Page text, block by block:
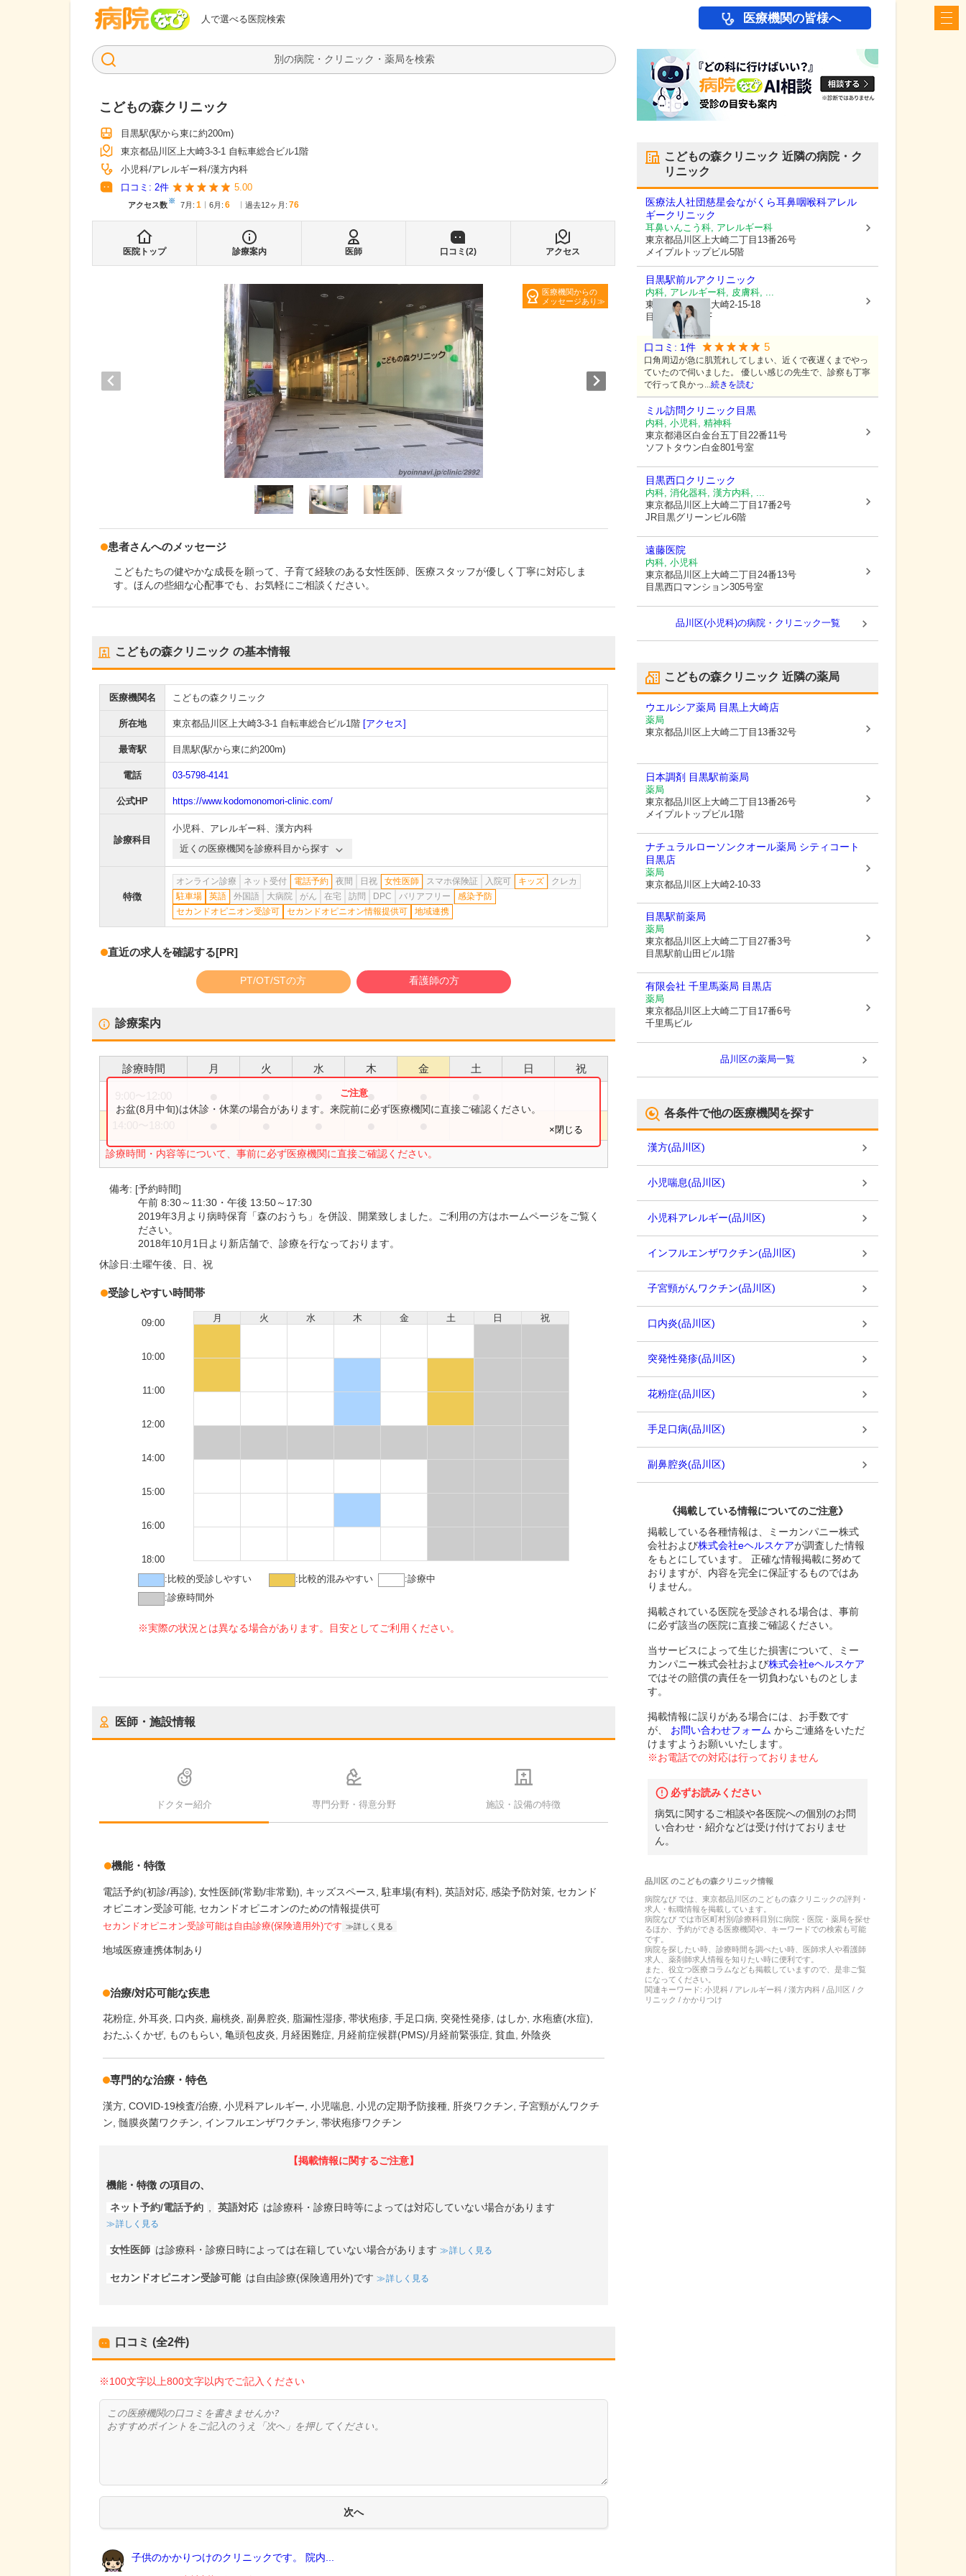
人で選べる医院検索
病院なび 医療機関の皆様へ
検索
こどもの森クリニック
目黒駅(駅から東に約200m)
東京都品川区上大崎3-3-1 自転車総合ビル1階
小児科 アレルギー科 漢方内科
口コミ: 2件 5.00
アクセス数※ 7月 : 1 6月 : 6 過去12ヶ月: 76
医院トップ 診療案内 医師 口コミ(2) アクセス
医療機関からの
メッセージあり
患者さんへのメッセージ
こどもたちの健やかな成長を願って、子育て経験のある女性医師、医療スタッフが優しく丁寧に対応しま
す。ほんの些細な心配事でも、お気軽にご相談ください。
こどもの森クリニック の基本情報
医療機関名 こどもの森クリニック
所在地 東京都品川区上大崎3-3-1 自転車総合ビル1階 [アクセス]
最寄駅 目黒駅(駅から東に約200m)
電話 03-5798-4141
公式HP https://www.kodomonomori-clinic.com/
診療科目
小児科、 アレルギー科、 漢方内科
近くの医療機関を診療科目から探す
特徴
オンライン診療 ネット受付 電話予約 夜間 日祝 女性医師 スマホ保険証 入院可 キッズ
クレカ
駐車場
英語 外国語 大病院 がん 在宅 訪問 DPC バリアフリー
感染予防
セカンドオピニオン受診可
セカンドオピニオン情報提供可 地域連携
直近の求人を確認する[PR]
PT/OT/STの方 看護師の方
診療案内
診療時間 月 火 水 木 金 土 日 祝
●
診療時間・内容等について、事前に必ず医療機関に直接ご確認ください。
お盆(8月中旬)は休診・休業の場合があります。来院前に必ず医療機関に直接ご確認ください。
×閉じる
備考: [予約時間]
午前 8:30～11:30・午後 13:50～17:30
2019年3月より病時保育「森のおうち」を併設、開業致しました。ご利用の方はホームページをご覧く
ださい。
2018年10月1日より新店舗で、診療を行なっております。
休診日:土曜午後、日、祝
受診しやすい時間帯
月 火 水 木 金 土 日 祝
09:00
10:00
11:00
12:00
14:00
15:00
16:00
18:00
: 比較的受診しやすい : 比較的混みやすい :診療中
:診療時間外
※実際の状況とは異なる場合があります。目安としてご利用ください。
医師・施設情報
ドクター紹介 専門分野・得意分野 施設・設備の特徴
機能・特徴
電話予約(初診/再診) 女性医師(常勤/非常勤) キッズスペース 駐車場(有料) 英語対応 感染予防対策 セカンド
オピニオン受診可能 セカンドオピニオンのための情報提供可
セカンドオピニオン受診可能は自由診療(保険適用外)です 詳しく見る
地域医療連携体制あり
治療/対応可能な疾患
花粉症 外耳炎 口内炎 扁桃炎 副鼻腔炎 脂漏性湿疹 帯状疱疹 手足口病 突発性発疹 はしか 水疱瘡(水痘)
おたふくかぜ
ものもらい 亀頭包皮炎 月経困難症 月経前症候群(PMS)/月経前緊張症 貧血 外陰炎
専門的な治療・特色
漢方 COVID-19検査/治療 小児科アレルギー 小児喘息 小児の定期予防接種 肝炎ワクチン 子宮頸がんワクチ
ン 髄膜炎菌ワクチン インフルエンザワクチン 帯状疱疹ワクチン
【掲載情報に関するご注意】
機能・特徴 の項目の、
ネット予約/電話予約 , 英語対応 は診療科・診療日時等によっては対応していない場合があります
詳しく見る
女性医師 は診療科・診療日時によっては在籍していない場合があります 詳しく見る
セカンドオピニオン受診可能 は自由診療(保険適用外)です 詳しく見る
口コミ (全2件)
※100文字以上800文字以内でご記入ください
子供のかかりつけのクリニックです。 院内...
こどもの森クリニック 近隣の病院・ク
リニック
医療法人社団慈星会ながくら耳鼻咽喉科アレル
ギークリニック
耳鼻いんこう科, アレルギー科
東京都品川区上大崎二丁目13番26号
メイプルトップビル5階
目黒駅前ルアクリニック
内科, アレルギー科, 皮膚科, ...
東京都品川区
上大崎2-15-18
目黒東豊ビル5F
口コミ: 1件 5
口角周辺が急に肌荒れしてしまい、近くで夜遅くまでやっ
ていたので伺いました。 優しい感じの先生で、診察も丁寧
で行って良かっ...続きを読む
ミル訪問クリニック目黒
内科, 小児科, 精神科
東京都港区白金台五丁目22番11号
ソフトタウン白金801号室
目黒西口クリニック
内科, 消化器科, 漢方内科, ...
東京都品川区上大崎二丁目17番2号
JR目黒グリーンビル6階
遠藤医院
内科, 小児科
東京都品川区上大崎二丁目24番13号
目黒西口マンション305号室
品川区(小児科)の病院・クリニック一覧
こどもの森クリニック 近隣の薬局
ウエルシア薬局 目黒上大崎店
薬局
東京都品川区上大崎二丁目13番32号
日本調剤 目黒駅前薬局
薬局
東京都品川区上大崎二丁目13番26号
メイプルトップビル1階
ナチュラルローソンクオール薬局 シティコート
目黒店
薬局
東京都品川区上大崎2-10-33
目黒駅前薬局
薬局
東京都品川区上大崎二丁目27番3号
目黒駅前山田ビル1階
有限会社 千里馬薬局 目黒店
薬局
東京都品川区上大崎二丁目17番6号
千里馬ビル
品川区の薬局一覧
各条件で他の医療機関を探す
漢方(品川区)
小児喘息(品川区)
小児科アレルギー(品川区)
インフルエンザワクチン(品川区)
子宮頸がんワクチン(品川区)
口内炎(品川区)
突発性発疹(品川区)
花粉症(品川区)
手足口病(品川区)
副鼻腔炎(品川区)
《掲載している情報についてのご注意》
掲載している各種情報は、ミーカンパニー株式
会社および株式会社eヘルスケアが調査した情報
をもとにしています。 正確な情報掲載に努めて
おりますが、内容を完全に保証するものではあ
りません。
掲載されている医院を受診される場合は、事前
に必ず該当の医院に直接ご確認ください。
当サービスによって生じた損害について、ミー
カンパニー株式会社および株式会社eヘルスケア
ではその賠償の責任を一切負わないものとしま
す。
掲載情報に誤りがある場合には、お手数です
が、
お問い合わせフォーム からご連絡をいただ
けますようお願いいたします。
※お電話での対応は行っておりません
必ずお読みください
病気に関するご相談や各医院への個別のお問
い合わせ・紹介などは受け付けておりませ
ん。
品川区のこどもの森クリニック情報
病院なび では、 東京都品川区のこどもの森クリニックの評判・
求人・転職情報を掲載しています。
病院なび では市区町村別/診療科目別に病院・医院・薬局を探せ
るほか、予約ができる医療機関や、キーワードでの検索も可能
です。
病院を探したい時、診療時間を調べたい時、医師求人や看護師
求人、薬剤師求人情報を知りたい時に便利です。
また、役立つ医療コラムなども掲載していますので、是非ご覧
になってください。
関連キーワード: 小児科 / アレルギー科 / 漢方内科 / 品川区 / ク
リニック / かかりつけ